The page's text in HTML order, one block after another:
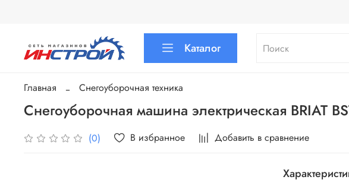
Каталог
Главная Снегоуборочная техника
Снегоуборочная машина электрическая BRIAT
(0) В избранное Добавить в сравнение